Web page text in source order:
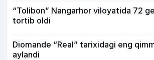
“Tolibon” Nangarhor viloyatida 72
tortib oldi
Diomande “Real” tarixidagi eng
aylandi